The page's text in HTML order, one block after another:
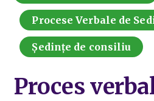
Procese Verbale de
Ședințe de consiliu
Proces